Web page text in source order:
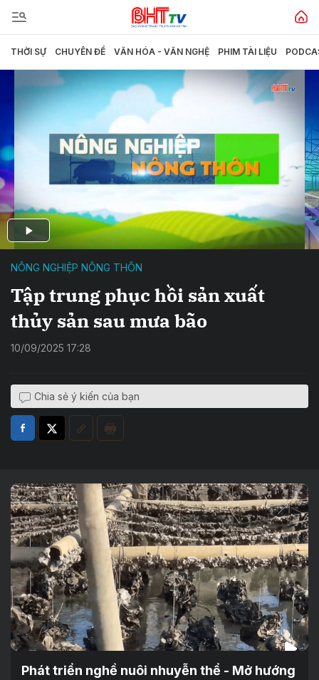
THỜI SỰ CHUYÊN ĐỀ VĂN HÓA - VĂN NGHỆ PHIM TÀI LIỆU
NÔNG NGHIỆP NÔNG THÔN
Tập trung phục hồi sản xuất
thủy sản sau mưa bão
10/09/2025 17:28
Chia sẻ ý kiến của bạn
Phát triển nghề nuôi nhuyễn thể - Mở hướng